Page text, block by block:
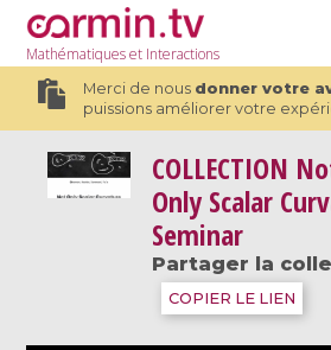
Mathématiqueset Interactions
Merci de nous donner votre
puissions améliorer votre
COLLECTION
Only Scalar
Seminar
Partager la
COPIER LE LIEN